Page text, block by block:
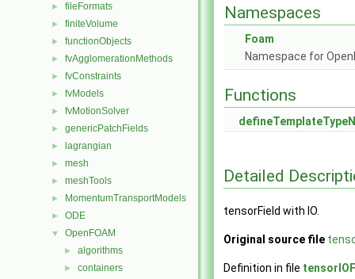
► fileFormats
► finiteVolume
► functionObjects
► fvAgglomerationMethods
► fvConstraints
► fvModels
► fvMotionSolver
► genericPatchFields
► lagrangian
► mesh
► meshTools
► MomentumTransportModels
► ODE
▼ OpenFOAM
► algorithms
► containers
Namespaces
Foam
Namespace for
Functions
Detailed
tensorField with IO.
Original source file
Definition in file